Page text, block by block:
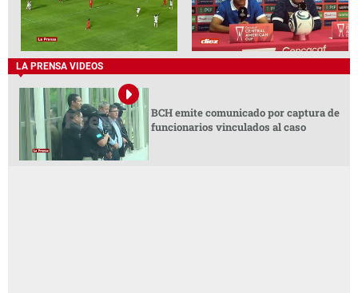
LA PRENSA VIDEOS
BCH emite comunicado por captura de
funcionarios vinculados al caso